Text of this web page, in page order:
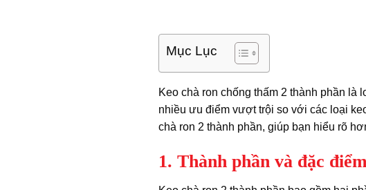
Mục Lục
Keo chà ron chống thấm 2 thành phần là
nhiều ưu điểm vượt trội so với các loại
chà ron 2 thành phần, giúp bạn hiểu rõ
1. Thành phần và đặc